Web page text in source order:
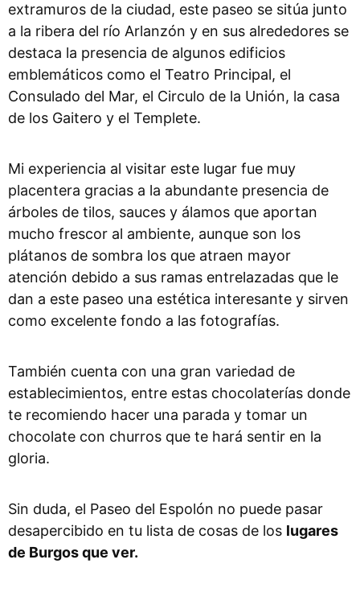
extramuros de la ciudad, este paseo se sitúa junto
a la ribera del río Arlanzón y en sus alrededores se
destaca la presencia de algunos edificios
emblemáticos como el Teatro Principal, el
Consulado del Mar, el Circulo de la Unión, la casa
de los Gaitero y el Templete.
Mi experiencia al visitar este lugar fue muy
placentera gracias a la abundante presencia de
árboles de tilos, sauces y álamos que aportan
mucho frescor al ambiente, aunque son los
plátanos de sombra los que atraen mayor
atención debido a sus ramas entrelazadas que le
dan a este paseo una estética interesante y sirven
como excelente fondo a las fotografías.
También cuenta con una gran variedad de
establecimientos, entre estas chocolaterías donde
te recomiendo hacer una parada y tomar un
chocolate con churros que te hará sentir en la
gloria.
Sin duda, el Paseo del Espolón no puede pasar
desapercibido en tu lista de cosas de los lugares
de Burgos que ver.